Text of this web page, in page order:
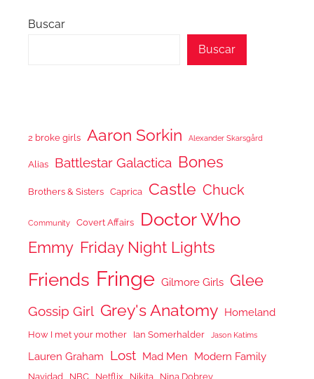
Buscar
Buscar
2 broke girls Aaron Sorkin Alexander Skarsgård
Alias Battlestar Galactica Bones
Brothers & Sisters Caprica Castle Chuck
Community Covert Affairs Doctor Who
Emmy Friday Night Lights
Friends Fringe Gilmore Girls Glee
Gossip Girl Grey's Anatomy Homeland
How I met your mother Ian Somerhalder Jason Katims
Lauren Graham Lost Mad Men Modern Family
Navidad NBC Netflix Nikita Nina Dobrev